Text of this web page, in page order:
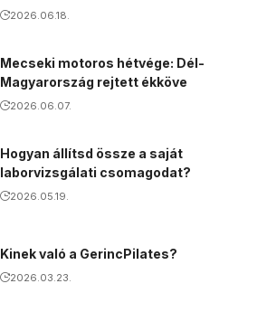
2026.06.18.
Mecseki motoros hétvége: Dél-
Magyarország rejtett ékköve
2026.06.07.
Hogyan állítsd össze a saját
laborvizsgálati csomagodat?
2026.05.19.
Kinek való a GerincPilates?
2026.03.23.